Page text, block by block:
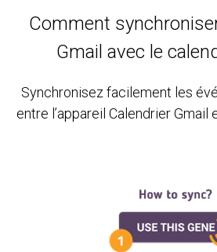
Comment
Gmail avec le
Synchronisez facilement les
entre l’appareil Calendrier Gmail